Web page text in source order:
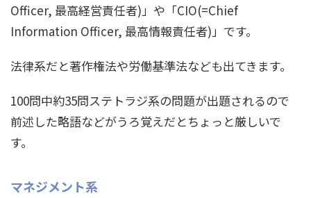
Officer, 最高経営責任者)」や「CIO(=Chief
Information Officer, 最高情報責任者)」です。
法律系だと著作権法や労働基準法なども出てきます。
100問中約35問ステトラジ系の問題が出題されるので
前述した略語などがうろ覚えだとちょっと厳しいで
す。
マネジメント系